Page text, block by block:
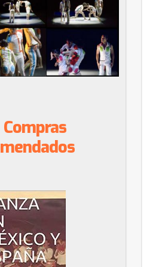
Compras